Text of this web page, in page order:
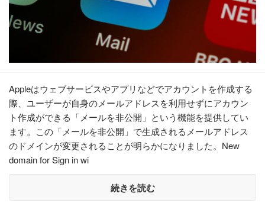
Appleはウェブサービスやアプリなどでアカウントを作成する
際、ユーザーが自身のメールアドレスを利用せずにアカウン
ト作成ができる「メールを非公開」という機能を提供してい
ます。この「メールを非公開」で生成されるメールアドレス
のドメインが変更されることが明らかになりました。New
domain for Sign in wi
続きを読む